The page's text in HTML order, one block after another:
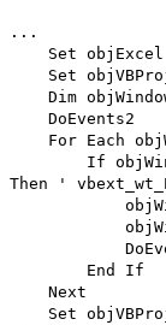
...
Set objExcel
Set
Dim
DoEvents2
For Each
If
Then '
End If
Next
Set